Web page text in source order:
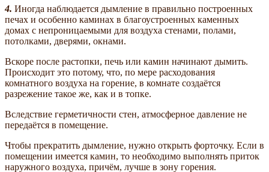
4. Иногда наблюдается дымление в правильно построенных
печах и особенно каминах в благоустроенных каменных
домах с непроницаемыми для воздуха стенами, полами,
потолками, дверями, окнами.
Вскоре после растопки, печь или камин начинают дымить.
Происходит это потому, что, по мере расходования
комнатного воздуха на горение, в комнате создаётся
разрежение такое же, как и в топке.
Вследствие герметичности стен, атмосферное давление не
передаётся в помещение.
Чтобы прекратить дымление, нужно открыть форточку. Если в
помещении имеется камин, то необходимо выполнять приток
наружного воздуха, причём, лучше в зону горения.